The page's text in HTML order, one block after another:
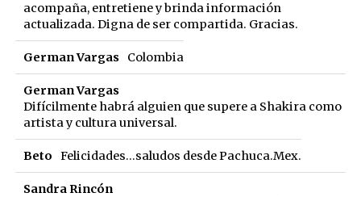
acompaña, entretiene y brinda información
actualizada. Digna de ser compartida. Gracias.
German Vargas Colombia
German Vargas
Difícilmente habrá alguien que supere a Shakira como
artista y cultura universal.
Beto Felicidades...saludos desde Pachuca.Mex.
Sandra Rincón